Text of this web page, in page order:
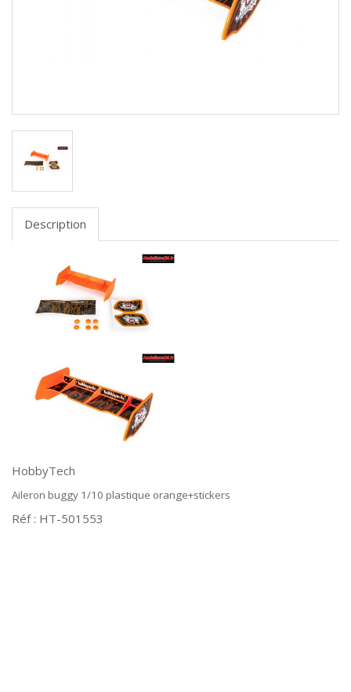
Description
HobbyTech
Aileron buggy 1/10 plastique orange+stickers
Réf : HT-501553